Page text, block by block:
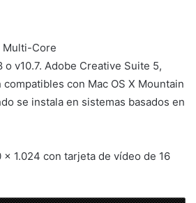
Multi-Core
o v10.7. Adobe Creative Suite 5,
compatibles con Mac OS X Mountain
se instala en sistemas basados en
x 1.024 con tarjeta de vídeo de 16